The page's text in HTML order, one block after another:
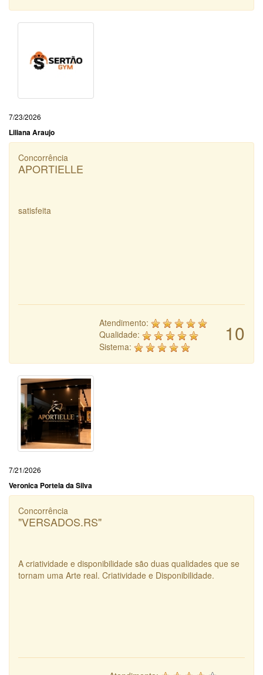
7/23/2026
Liliana Araujo
Concorrência
APORTIELLE
satisfeita
10
Atendimento:
Qualidade:
Sistema:
7/21/2026
Veronica Portela da Silva
Concorrência
"VERSADOS.RS"
A criatividade e disponibilidade são duas qualidades que se
tornam uma Arte real. Criatividade e Disponibilidade.